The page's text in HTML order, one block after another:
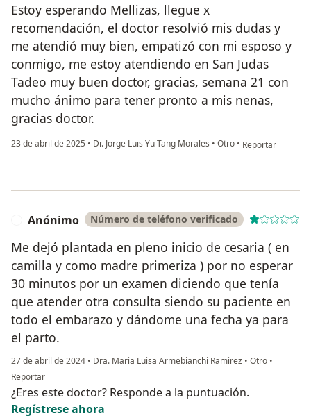
Estoy esperando Mellizas, llegue x
recomendación, el doctor resolvió mis dudas y
me atendió muy bien, empatizó con mi esposo y
conmigo, me estoy atendiendo en San Judas
Tadeo muy buen doctor, gracias, semana 21 con
mucho ánimo para tener pronto a mis nenas,
gracias doctor.
23 de abril de 2025 • Dr. Jorge Luis Yu Tang Morales • Otro • en opinión del
Reportar
Anónimo Número de teléfono verificado
Me dejó plantada en pleno inicio de cesaria ( en
camilla y como madre primeriza ) por no esperar
30 minutos por un examen diciendo que tenía
que atender otra consulta siendo su paciente en
todo el embarazo y dándome una fecha ya para
el parto.
27 de abril de 2024 • Dra. Maria Luisa Armebianchi Ramirez • Otro •
en opinión del usuario Anónimo
Reportar
¿Eres este doctor? Responde a la puntuación.
Regístrese ahora